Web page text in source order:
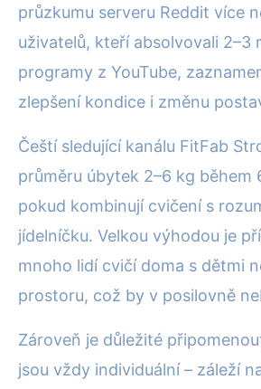
průzkumu serveru Reddit více
uživatelů, kteří absolvovali 2–3
programy z YouTube,
zlepšení kondice i změnu
Čeští sledující kanálu FitFab
průměru úbytek 2–6 kg během
pokud kombinují cvičení s
jídelníčku. Velkou výhodou je
mnoho lidí cvičí doma s dětmi
prostoru, což by v posilovně
Zároveň je důležité
jsou vždy individuální – záleží